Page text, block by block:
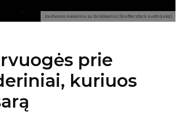
Jautienos mėsainis su braškėmis (Shutterstock nuotrauka)
prie
kuriuos